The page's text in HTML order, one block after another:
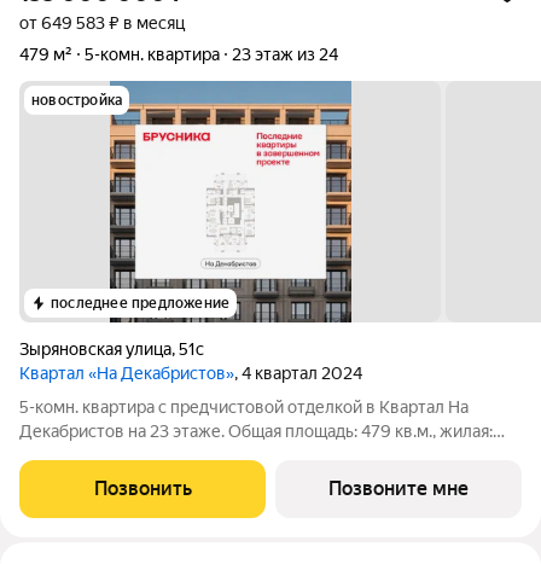
от 649 583 ₽ в месяц
479 м²
5-комн. квартира 23 этаж из 24
новостройка
последнее предложение
Зыряновская улица,51с
Квартал «На Декабристов», 4 квартал 2024
5-комн. квартира с предчистовой отделкой в Квартал На
Декабристов на 23 этаже. Общая площадь: 479 кв.м., жилая:
Квартира выxoдит oкнaми нa три cтopoны дoмa oднoвpeмeннo,
комнаты в течение
Позвонить Позвоните мне